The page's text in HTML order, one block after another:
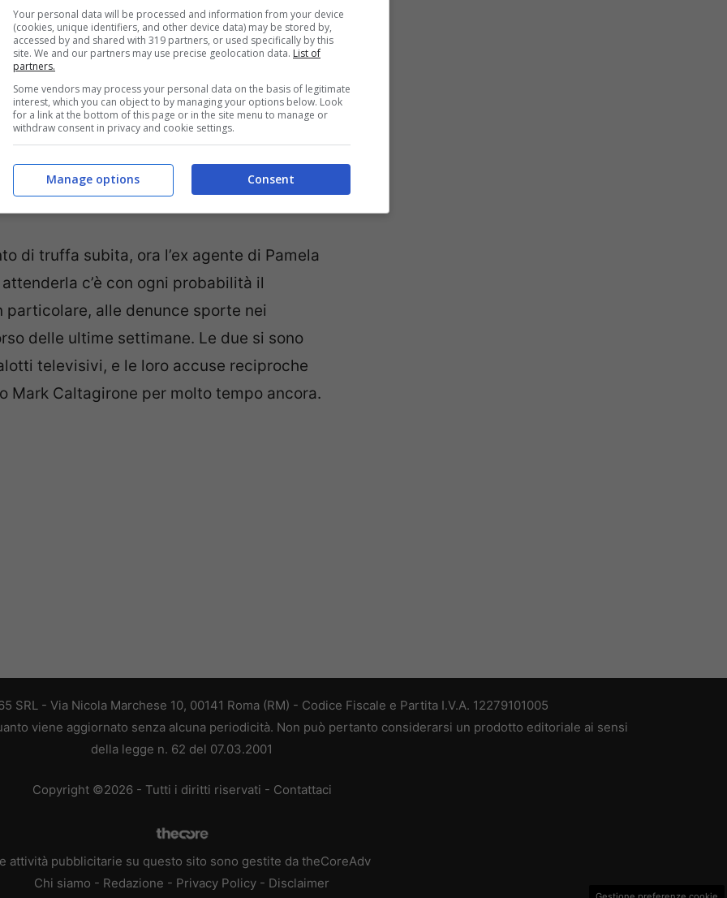
di truffa subita, ora l’ex agente di Pamela
c’è con ogni probabilità il
alle denunce sporte nei
delle ultime settimane. Le due si sono
televisivi, e le loro accuse reciproche
Mark Caltagirone per molto tempo ancora.
SRL - Via Nicola Marchese 10, 00141 Roma (RM) - Codice Fiscale e Partita I.V.A. 12279101005
viene aggiornato senza alcuna periodicità. Non può pertanto considerarsi un prodotto editoriale ai sensi
della legge n. 62 del 07.03.2001
Copyright ©2026 - Tutti i diritti riservati - Contattaci
attività pubblicitarie su questo sito sono gestite da theCoreAdv
Chi siamo - Redazione - Privacy Policy - Disclaimer
Your personal data will be processed and information from your device
(cookies, unique identifiers, and other device data) may be stored by,
accessed by and shared with 319 partners, or used specifically by this
site. We and our partners may use precise geolocation data. List of
partners.
Some vendors may process your personal data on the basis of legitimate
interest, which you can object to by managing your options below. Look
for a link at the bottom of this page or in the site menu to manage or
withdraw consent in privacy and cookie settings.
Consent
Manage options